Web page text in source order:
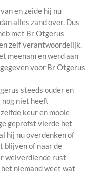
en zeide hij nu
alles zand over. Dus
met Br Otgerus
zelf verantwoordelijk.
meenam en werd aan
voor Br Otgerus
steeds ouder en
nog niet heeft
keur en mooie
geprofst vierde het
hij nu overdenken of
blijven of naar de
welverdiende rust
niemand weet wat